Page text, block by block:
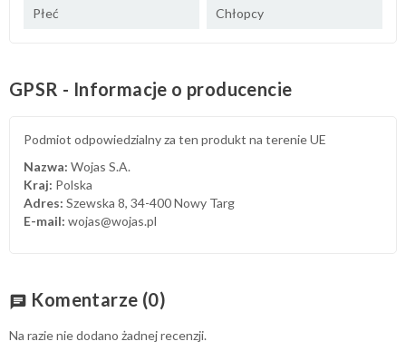
Płeć Chłopcy
GPSR - Informacje o producencie
Podmiot odpowiedzialny za ten produkt na terenie UE
Nazwa: Wojas S.A.
Kraj: Polska
Adres: Szewska 8, 34-400 Nowy Targ
E-mail: wojas@wojas.pl
chat Komentarze (0)
Na razie nie dodano żadnej recenzji.